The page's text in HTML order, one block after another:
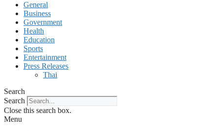
General
Business
Government
Health
Education
Sports
Entertainment
Press Releases
Thai
Search
Search
Close this search box.
Menu